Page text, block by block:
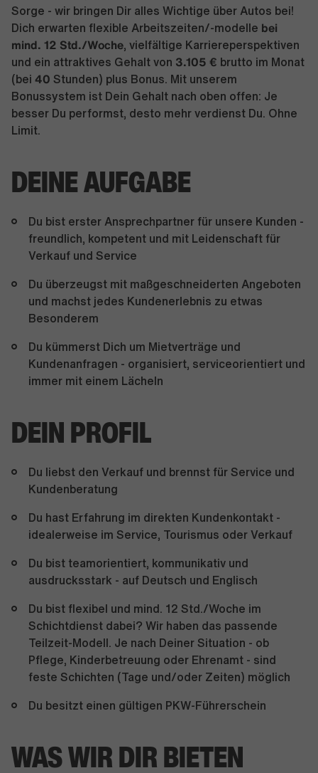
Sorge - wir bringen Dir alles Wichtige über Autos bei!
Dich erwarten flexible Arbeitszeiten/-modelle bei
mind. 12 Std./Woche , vielfältige Karriereperspektiven
und ein attraktives Gehalt von 3.105 € brutto im Monat
(bei 40 Stunden) plus Bonus. Mit unserem
Bonussystem ist Dein Gehalt nach oben offen: Je
besser Du performst, desto mehr verdienst Du. Ohne
Limit.
DEINE AUFGABE
Du bist erster Ansprechpartner für unsere Kunden -
freundlich, kompetent und mit Leidenschaft für
Verkauf und Service
Du überzeugst mit maßgeschneiderten Angeboten
und machst jedes Kundenerlebnis zu etwas
Besonderem
Du kümmerst Dich um Mietverträge und
Kundenanfragen - organisiert, serviceorientiert und
immer mit einem Lächeln
DEIN PROFIL
Du liebst den Verkauf und brennst für Service und
Kundenberatung
Du hast Erfahrung im direkten Kundenkontakt -
idealerweise im Service, Tourismus oder Verkauf
Du bist teamorientiert, kommunikativ und
ausdrucksstark - auf Deutsch und Englisch
Du bist flexibel und mind. 12 Std./Woche im
Schichtdienst dabei? Wir haben das passende
Teilzeit-Modell. Je nach Deiner Situation - ob
Pflege, Kinderbetreuung oder Ehrenamt - sind
feste Schichten (Tage und/oder Zeiten) möglich
Du besitzt einen gültigen PKW-Führerschein
WAS WIR DIR BIETEN